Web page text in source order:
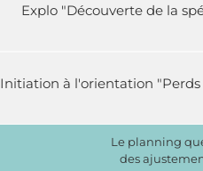
Explo "Découverte de la
Initiation à l'orientation "Perds
Le planning
des